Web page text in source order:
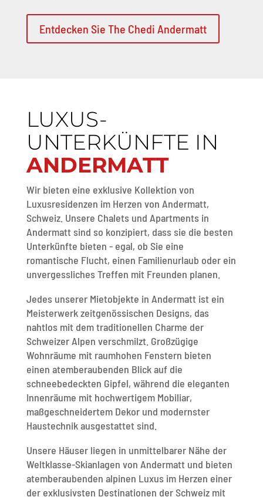
Entdecken Sie The Chedi Andermatt
LUXUS-
UNTERKÜNFTE IN
ANDERMATT
Wir bieten eine exklusive Kollektion von
Luxusresidenzen im Herzen von Andermatt,
Schweiz. Unsere Chalets und Apartments in
Andermatt sind so konzipiert, dass sie die besten
Unterkünfte bieten - egal, ob Sie eine
romantische Flucht, einen Familienurlaub oder ein
unvergessliches Treffen mit Freunden planen.
Jedes unserer Mietobjekte in Andermatt ist ein
Meisterwerk zeitgenössischen Designs, das
nahtlos mit dem traditionellen Charme der
Schweizer Alpen verschmilzt. Großzügige
Wohnräume mit raumhohen Fenstern bieten
einen atemberaubenden Blick auf die
schneebedeckten Gipfel, während die eleganten
Innenräume mit hochwertigem Mobiliar,
maßgeschneidertem Dekor und modernster
Haustechnik ausgestattet sind.
Unsere Häuser liegen in unmittelbarer Nähe der
Weltklasse-Skianlagen von Andermatt und bieten
atemberaubenden alpinen Luxus im Herzen einer
der exklusivsten Destinationen der Schweiz mit